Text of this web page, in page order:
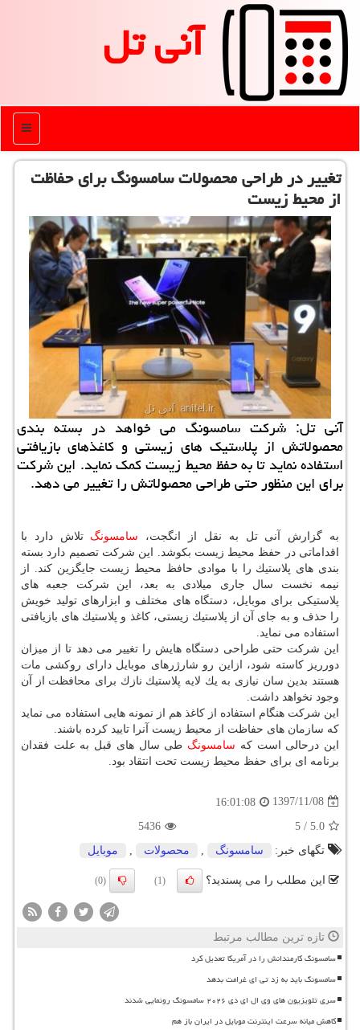
آنی تل
منو
تغییر در طراحی محصولات سامسونگ برای حفاظت
از محیط زیست
آنی تل: شركت سامسونگ می خواهد در بسته بندی
محصولاتش از پلاستیك های زیستی و كاغذهای بازیافتی
استفاده نماید تا به حفظ محیط زیست كمك نماید. این شركت
برای این منظور حتی طراحی محصولاتش را تغییر می دهد.
به گزارش آنی تل به نقل از انگجت، سامسونگ تلاش دارد با
اقداماتی در حفظ محیط زیست بكوشد. این شركت تصمیم دارد بسته
بندی های پلاستیك را با موادی حافظ محیط زیست جایگزین كند. از
نیمه نخست سال جاری میلادی به بعد، این شركت جعبه های
پلاستیكی برای موبایل، دستگاه های مختلف و ابزارهای تولید خویش
را حذف و به جای آن از پلاستیك زیستی، كاغذ و پلاستیك های بازیافتی
استفاده می نماید.
این شركت حتی طراحی دستگاه هایش را تغییر می دهد تا از میزان
دورریز كاسته شود، ازاین رو شارژرهای موبایل دارای روكشی مات
هستند بدین سان نیازی به یك لایه پلاستیك نازك برای محافظت از آن
وجود نخواهد داشت.
این شركت هنگام استفاده از كاغذ هم از نمونه هایی استفاده می نماید
كه سازمان های حفاظت از محیط زیست آنرا تایید كرده باشند.
این درحالی است كه سامسونگ طی سال های قبل به علت فقدان
برنامه ای برای حفظ محیط زیست تحت انتقاد بود.
1397/11/08
16:01:08
5.0
/
5
5436
تگهای خبر:
سامسونگ , محصولات , موبایل
این مطلب را می پسندید؟ (1)
(0)
تازه ترین مطالب مرتبط
سامسونگ کارمندانش را در آمریکا تعدیل کرد
سامسونگ باید به زد تی ای غرامت بدهد
سری تلویزیون های وی ال ای دی ۲۰۲۶ سامسونگ رونمایی شدند
کاهش میانه سرعت اینترنت موبایل در ایران باز هم